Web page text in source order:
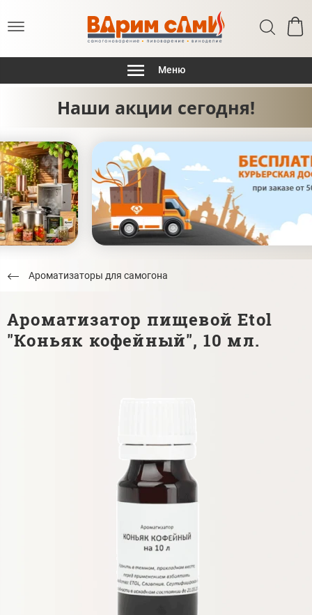
Меню
Наши акции сегодня!
Ароматизаторы для самогона
Ароматизатор пищевой Etol
"Коньяк кофейный", 10 мл.